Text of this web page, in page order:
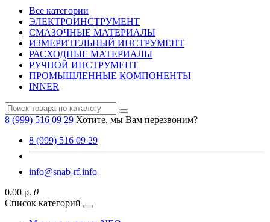
Все категории
ЭЛЕКТРОИНСТРУМЕНТ
СМАЗОЧНЫЕ МАТЕРИАЛЫ
ИЗМЕРИТЕЛЬНЫЙ ИНСТРУМЕНТ
РАСХОДНЫЕ МАТЕРИАЛЫ
РУЧНОЙ ИНСТРУМЕНТ
ПРОМЫШЛЕННЫЕ КОМПОНЕНТЫ
INNER
8 (999) 516 09 29 Хотите, мы Вам перезвоним?
8 (999) 516 09 29
info@snab-rf.info
0.00 р. 0
Список категорий